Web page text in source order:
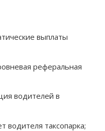
выплаты
реферальная
водителей в
водителя таксопарка;